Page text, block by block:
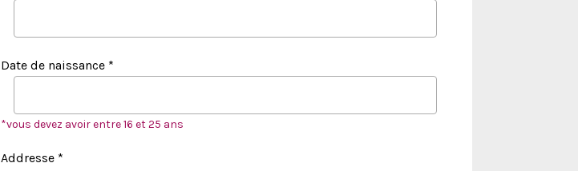
Date de naissance *
*vous devez avoir entre 16 et 25 ans
Addresse *